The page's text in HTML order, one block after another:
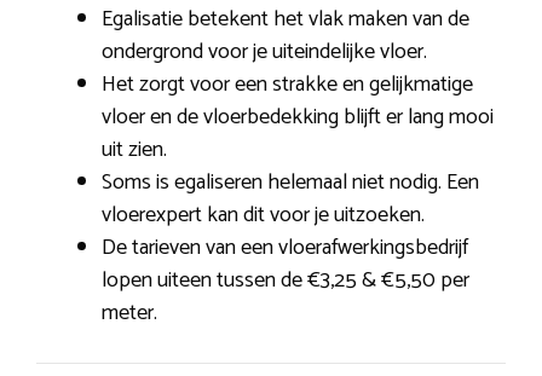
Egalisatie betekent het vlak maken van de
ondergrond voor je uiteindelijke vloer.
Het zorgt voor een strakke en gelijkmatige
vloer en de vloerbedekking blijft er lang mooi
uit zien.
Soms is egaliseren helemaal niet nodig. Een
vloerexpert kan dit voor je uitzoeken.
De tarieven van een vloerafwerkingsbedrijf
lopen uiteen tussen de €3,25 & €5,50 per
meter.